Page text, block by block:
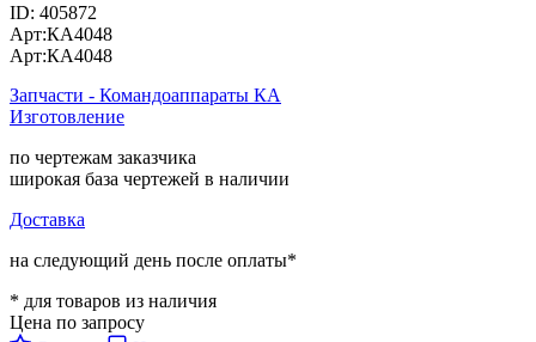
ID: 405872
Арт:КА4048
Арт:КА4048
Запчасти - Командоаппараты КА
Изготовление
по чертежам заказчика
широкая база чертежей в наличии
Доставка
на следующий день после оплаты*
* для товаров из наличия
Цена по запросу